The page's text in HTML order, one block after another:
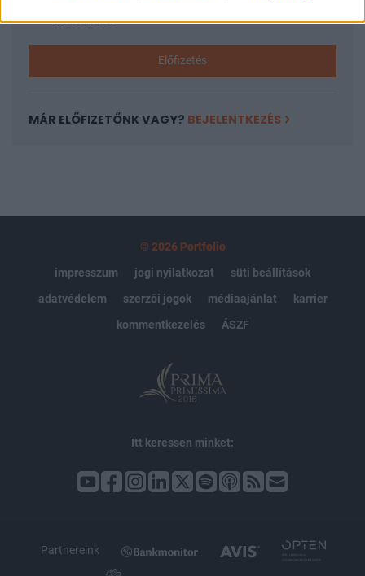
kötéslistái
Előfizetés
MÁR ELŐFIZETŐNK VAGY? BEJELENTKEZÉS
© 2026 Portfolio
impresszum
jogi nyilatkozat
süti beállítások
adatvédelem
szerzői jogok médiaajánlat
karrier
kommentkezelés
ÁSZF
Itt keressen minket:
Partnereink